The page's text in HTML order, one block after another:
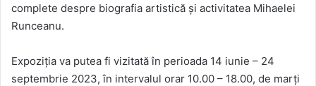
complete despre biografia artistică și activitatea Mihaelei
Runceanu.
Expoziția va putea fi vizitată în perioada 14 iunie – 24
septembrie 2023, în intervalul orar 10.00 – 18.00, de marți